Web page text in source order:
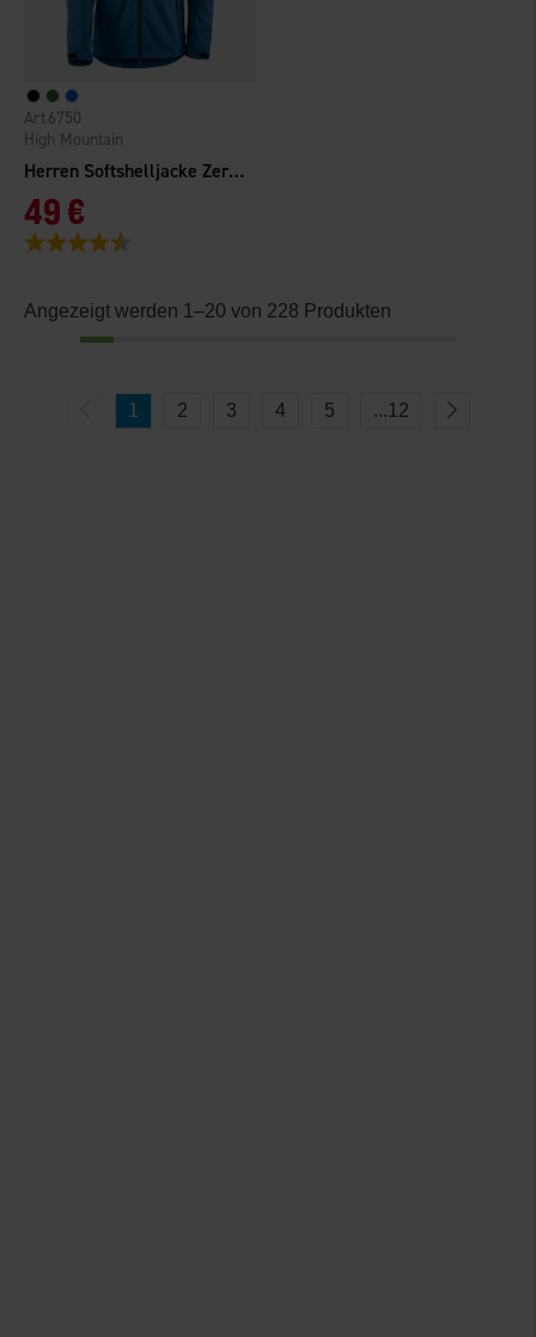
Herren Softshelljacke Zermatt
High Mountain
6750
49 €
Bewertung:
Angezeigt werden 1–20 von 228 Produkten
1 2 3 4 5 ...12